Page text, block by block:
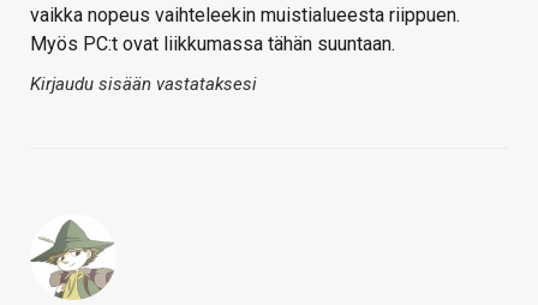
vaikka nopeus vaihteleekin muistialueesta riippuen.
Myös PC:t ovat liikkumassa tähän suuntaan.
Kirjaudu sisään vastataksesi